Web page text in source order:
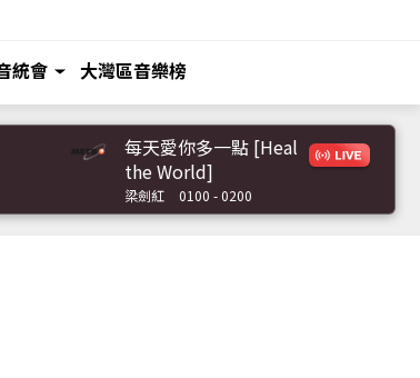
統會 大灣區音樂榜
每天愛你多一點 [Heal
the World]
梁劍紅 0100 - 0200